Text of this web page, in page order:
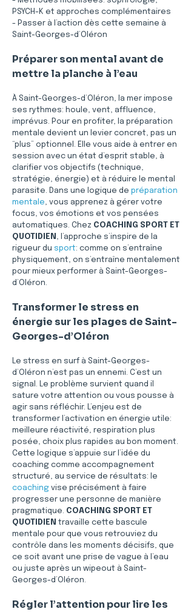
PSYCH-K et approches complémentaires
- Passer à l’action dès cette semaine à
Saint-Georges-d’Oléron
Préparer son mental avant de
mettre la planche à l’eau
À Saint-Georges-d’Oléron, la mer impose
ses rythmes: houle, vent, affluence,
imprévus. Pour en profiter, la préparation
mentale devient un levier concret, pas un
“plus” optionnel. Elle vous aide à entrer en
session avec un état d’esprit stable, à
clarifier vos objectifs (technique,
stratégie, énergie) et à réduire le mental
parasite. Dans une logique de préparation
mentale, vous apprenez à gérer votre
focus, vos émotions et vos pensées
automatiques. Chez COACHING SPORT ET
QUOTIDIEN , l’approche s’inspire de la
rigueur du sport: comme on s’entraîne
physiquement, on s’entraîne mentalement
pour mieux performer à Saint-Georges-
d’Oléron.
Transformer le stress en
énergie sur les plages de Saint-
Georges-d’Oléron
Le stress en surf à Saint-Georges-
d’Oléron n’est pas un ennemi. C’est un
signal. Le problème survient quand il
sature votre attention ou vous pousse à
agir sans réfléchir. L’enjeu est de
transformer l’activation en énergie utile:
meilleure réactivité, respiration plus
posée, choix plus rapides au bon moment.
Cette logique s’appuie sur l’idée du
coaching comme accompagnement
structuré, au service de résultats: le
coaching vise précisément à faire
progresser une personne de manière
pragmatique. COACHING SPORT ET
QUOTIDIEN travaille cette bascule
mentale pour que vous retrouviez du
contrôle dans les moments décisifs, que
ce soit avant une prise de vague à l’eau
ou juste après un wipeout à Saint-
Georges-d’Oléron.
Régler l’attention pour lire les